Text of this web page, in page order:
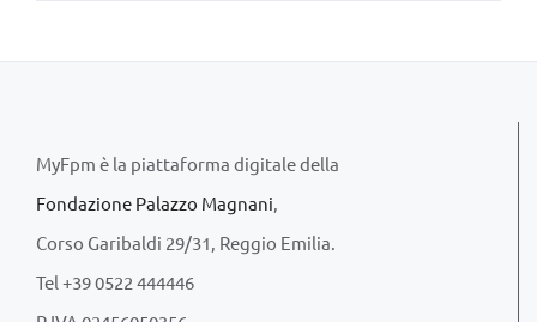
MyFpm è la piattaforma digitale della
Fondazione Palazzo Magnani,
Corso Garibaldi 29/31, Reggio Emilia.
Tel +39 0522 444446